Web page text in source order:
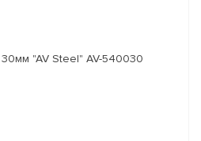
"AV Steel" AV-540030